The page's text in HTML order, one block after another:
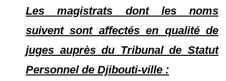
Les magistrats dont les noms
suivent sont affectés en qualité de
juges auprès du Tribunal de Statut
Personnel de Djibouti-ville :